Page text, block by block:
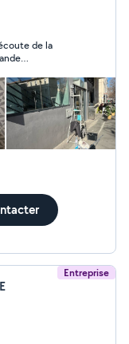
de la
Entreprise